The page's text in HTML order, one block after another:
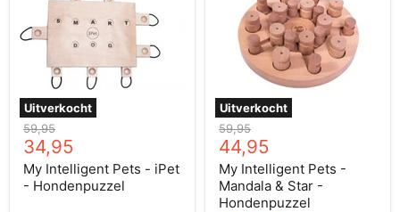
Uitverkocht
-
Hondenpuzzel
Oorspronkelijke
prijs
59,95
Huidige
prijs
34,95
My Intelligent Pets - iPet
- Hondenpuzzel
Uitverkocht
Mandala
Star
Hondenpuzzel
Oorspronkelijke
prijs
59,95
Huidige
prijs
44,95
My Intelligent Pets -
Mandala & Star -
Hondenpuzzel